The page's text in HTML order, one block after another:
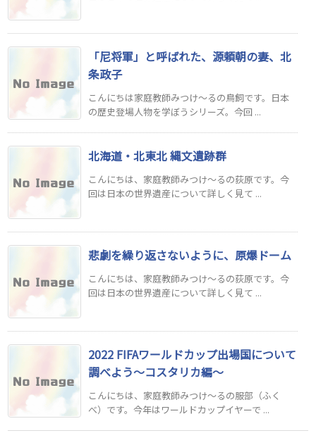
「尼将軍」と呼ばれた、源頼朝の妻、北
条政子
こんにちは家庭教師みつけ～るの鳥飼です。日本
の歴史登場人物を学ぼうシリーズ。今回 ...
北海道・北東北 縄文遺跡群
こんにちは、家庭教師みつけ～るの荻原です。今
回は日本の世界遺産について詳しく見て ...
悲劇を繰り返さないように、原爆ドーム
こんにちは、家庭教師みつけ～るの荻原です。今
回は日本の世界遺産について詳しく見て ...
2022 FIFAワールドカップ出場国について
調べよう～コスタリカ編～
こんにちは、家庭教師みつけ～るの服部（ふく
べ）です。今年はワールドカップイヤーで ...